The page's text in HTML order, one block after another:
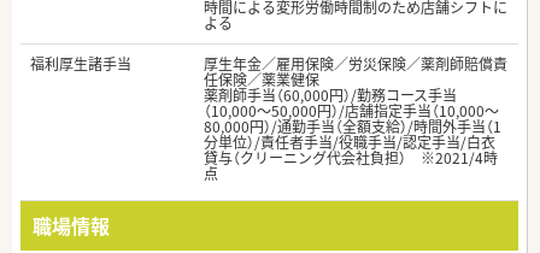
時間による変形労働時間制のため店舗シフトに
よる
福利厚生諸手当
厚生年金／雇用保険／労災保険／薬剤師賠償責
任保険／薬業健保
薬剤師手当（60,000円）/勤務コース手当
（10,000～50,000円）/店舗指定手当（10,000～
80,000円）/通勤手当（全額支給）/時間外手当（1
分単位）/責任者手当/役職手当/認定手当/白衣
貸与（クリーニング代会社負担） ※2021/4時
点
職場情報